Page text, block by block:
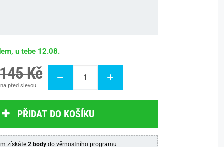
u tebe 12.08.
Kč
před slevou
PŘIDAT DO KOŠÍKU
získáte 2 bodydo věrnostního programu